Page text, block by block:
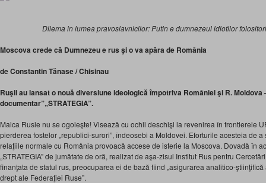
Dilema in lumea pravoslavnicilor: Putin e dumnezeul idiotilor
Moscova crede că Dumnezeu e rus şi o va apăra de România
de Constantin Tănase / Chisinau
Ruşii au lansat o nouă diversiune ideologică împotriva României şi R. Moldova
documentar”„STRATEGIA”.
Maica Rusie nu se ogoieşte! Visează cu ochii deschişi la revenirea în frontierele
pierderea fostelor „republici-surori”, îndeosebi a Moldovei. Eforturile acesteia de
relaţiile normale cu România provoacă accese de isterie la Moscova. Dovadă în
„STRATEGIA” de jumătate de oră, realizat de aşa-zisul Institut Rus pentru
finanţata de statul rus, preocuparea ei de bază fiind „asigurarea analitico-
drept ale Federaţiei Ruse”.